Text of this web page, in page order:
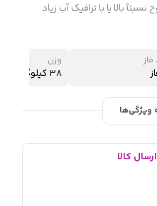
بالا یا با ترافیک آب زیاد
وزن
38 کیلوگرم
کالا